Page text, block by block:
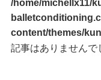
/home/michellx11/
content/themes/
記事はありませんで